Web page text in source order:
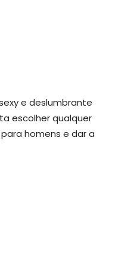
e deslumbrante
escolher qualquer
homens e dar a